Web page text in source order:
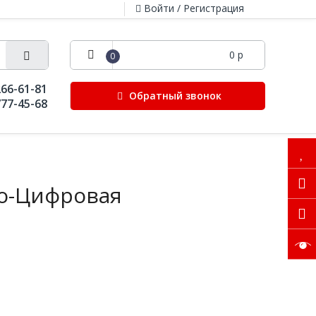
Войти / Регистрация
0 0 р
61-81
45-68
Обратный звонок
Цифровая